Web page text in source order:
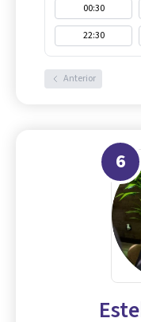
00:30
22:30
Anterior
6